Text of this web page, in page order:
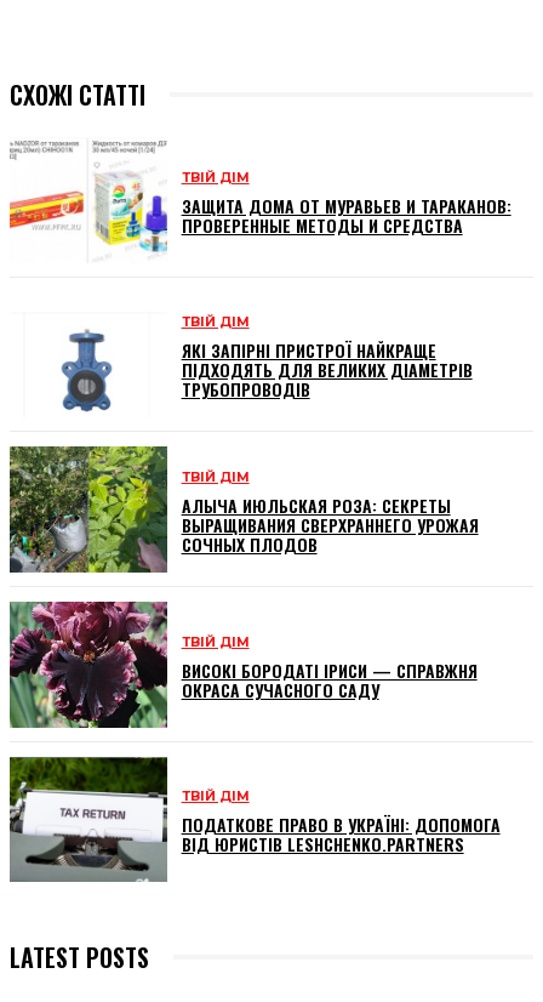
СХОЖІ СТАТТІ
ТВІЙ ДІМ
ЗАЩИТА ДОМА ОТ МУРАВЬЕВ И ТАРАКАНОВ:
ПРОВЕРЕННЫЕ МЕТОДЫ И СРЕДСТВА
ТВІЙ ДІМ
ЯКІ ЗАПІРНІ ПРИСТРОЇ НАЙКРАЩЕ
ПІДХОДЯТЬ ДЛЯ ВЕЛИКИХ ДІАМЕТРІВ
ТРУБОПРОВОДІВ
ТВІЙ ДІМ
АЛЫЧА ИЮЛЬСКАЯ РОЗА: СЕКРЕТЫ
ВЫРАЩИВАНИЯ СВЕРХРАННЕГО УРОЖАЯ
СОЧНЫХ ПЛОДОВ
ТВІЙ ДІМ
ВИСОКІ БОРОДАТІ ІРИСИ — СПРАВЖНЯ
ОКРАСА СУЧАСНОГО САДУ
ТВІЙ ДІМ
ПОДАТКОВЕ ПРАВО В УКРАЇНІ: ДОПОМОГА
ВІД ЮРИСТІВ LESHCHENKO.PARTNERS
LATEST POSTS